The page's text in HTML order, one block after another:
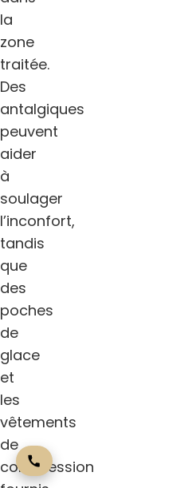
la
zone
traitée.
Des
antalgiques
peuvent
aider
à
soulager
l’inconfort,
tandis
que
des
poches
de
glace
et
les
vêtements
de
compression